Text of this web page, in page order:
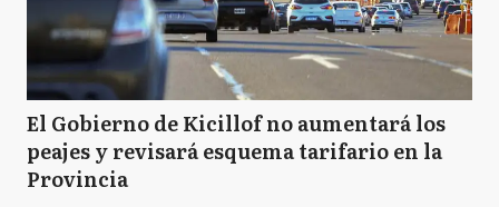
El Gobierno de Kicillof no aumentará los
peajes y revisará esquema tarifario en la
Provincia